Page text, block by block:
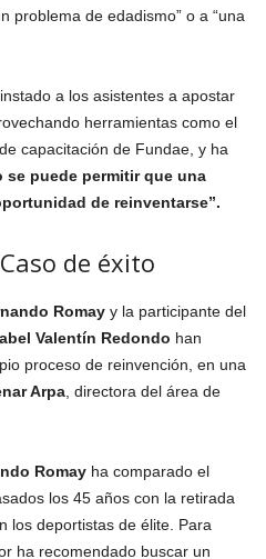
problema de edadismo” o a “una
a los asistentes a apostar
herramientas como el
capacitación de Fundae, y ha
se puede permitir que una
de reinventarse”.
de éxito
Romay y la participante del
Valentín Redondo han
proceso de reinvención, en una
Arpa, directora del área de
Romay ha comparado el
los 45 años con la retirada
los deportistas de élite. Para
ha recomendado buscar un